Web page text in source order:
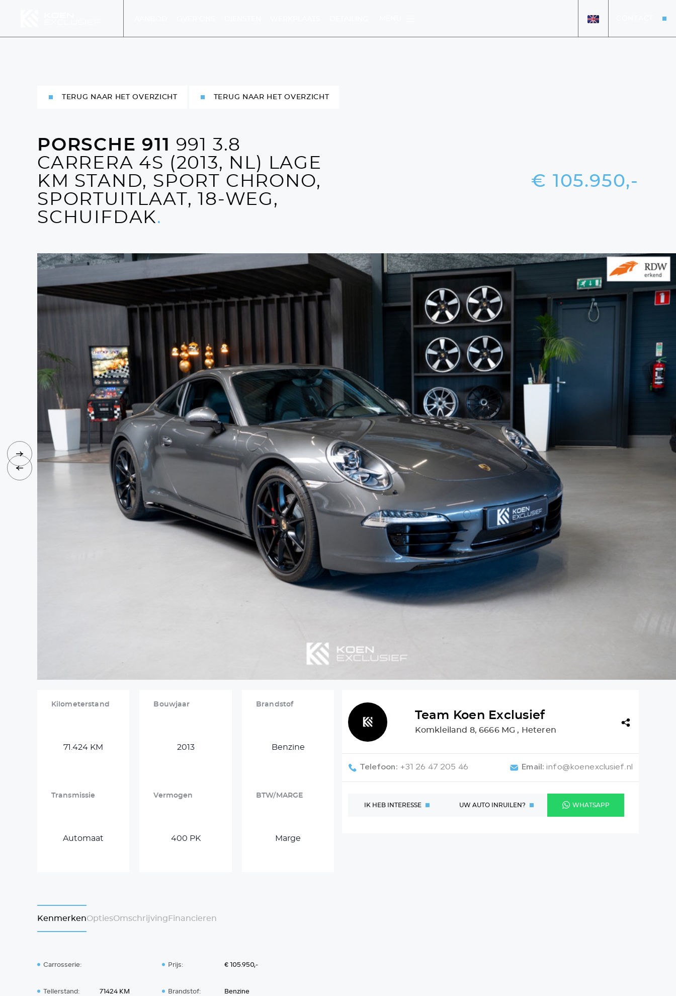
MENU
DIENSTEN
TERUG NAAR HET OVERZICHT TERUG NAAR HET OVERZICHT
PORSCHE 911
991 3.8
CARRERA 4S (2013, NL) LAGE
KM STAND, SPORT CHRONO,
SPORTUITLAAT, 18-WEG,
SCHUIFDAK.
€ 105.950,-
Kilometerstand
71.424 KM
Bouwjaar
2013
Brandstof
Benzine
Transmissie
Automaat
Vermogen
400 PK
BTW/MARGE
Marge
KenmerkenOptiesOmschrijving Financieren
Carrosserie: Prijs: € 105.950,-
Tellerstand: 71424 KM Brandstof: Benzine
Team Koen Exclusief
Komkleiland 8, 6666 MG , Heteren
Telefoon: +31 26 47 205 46 Email: info@koenexclusief.nl
IK HEB INTERESSE UW AUTO INRUILEN? WHATSAPP